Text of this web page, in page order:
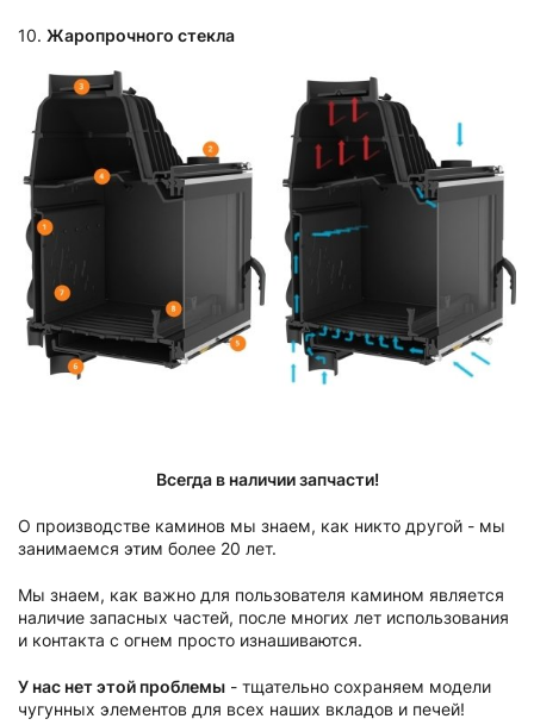
10. Жаропрочного стекла
Всегда в наличии запчасти!
О производстве каминов мы знаем, как никто другой - мы
занимаемся этим более 20 лет.
Мы знаем, как важно для пользователя камином является
наличие запасных частей, после многих лет использования
и контакта с огнем просто изнашиваются.
У нас нет этой проблемы - тщательно сохраняем модели
чугунных элементов для всех наших вкладов и печей!